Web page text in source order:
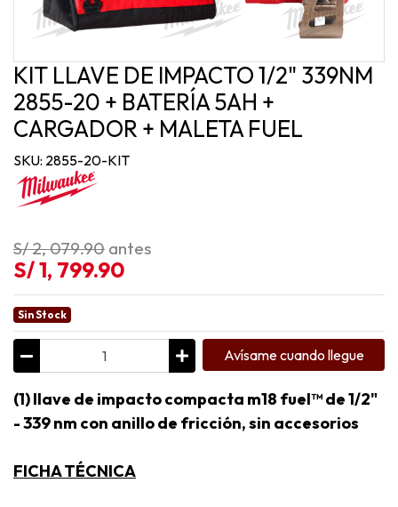
KIT LLAVE DE IMPACTO 1/2" 339NM
2855-20 + BATERÍA 5AH +
CARGADOR + MALETA FUEL
SKU: 2855-20-KIT
S/ 2, 079.90 antes
S/ 1, 799.90
Sin Stock
Avísame cuando llegue
(1) llave de impacto compacta m18 fuel™ de 1/2"
- 339 nm con anillo de fricción, sin accesorios
FICHA TÉCNICA